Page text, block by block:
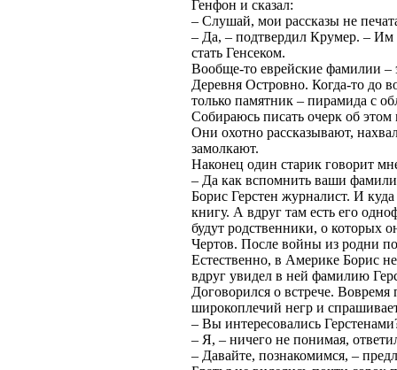
Генфон и сказал:
– Слушай, мои рассказы не
– Да, – подтвердил Крумер. – Им
стать Генсеком.
Вообще-то еврейские фамилии –
Деревня Островно. Когда-то до
только памятник – пирамида с
Собираюсь писать очерк об
Они охотно рассказывают,
замолкают.
Наконец один старик говорит
– Да как вспомнить ваши
Борис Герстен журналист. И
книгу. А вдруг там есть его
будут родственники, о которых
Чертов. После войны из родни
Естественно, в Америке Борис
вдруг увидел в ней фамилию
Договорился о встрече.
широкоплечий негр и
– Вы интересовались
– Я, – ничего не понимая,
– Давайте, познакомимся, –